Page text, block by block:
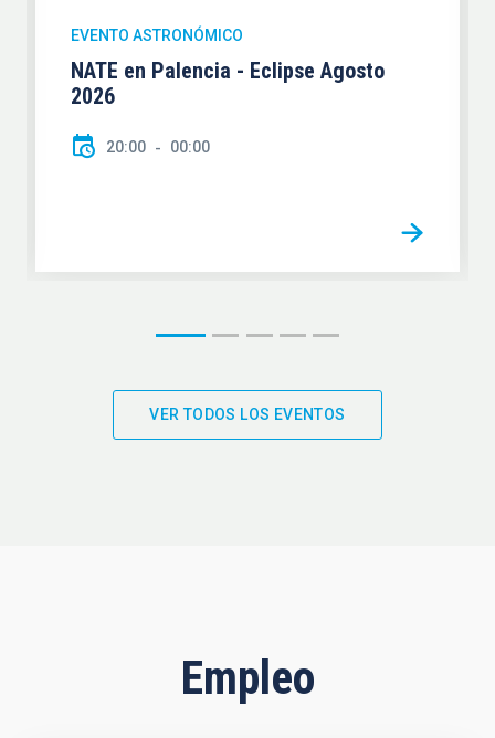
EVENTO ASTRONÓMICO
NATE en Palencia - Eclipse Agosto
2026
20:00 00:00
VER TODOS LOS EVENTOS
Empleo